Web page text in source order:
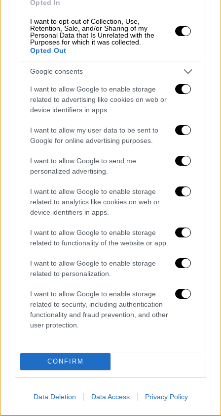
Opted In
I want to opt-out of Collection, Use,
Retention, Sale, and/or Sharing of my
Personal Data that Is Unrelated with the
Purposes for which it was collected.
Opted Out
Google consents
I want to allow Google to enable storage
related to advertising like cookies on web or
device identifiers in apps.
I want to allow my user data to be sent to
Google for online advertising purposes.
I want to allow Google to send me
personalized advertising.
I want to allow Google to enable storage
related to analytics like cookies on web or
device identifiers in apps.
I want to allow Google to enable storage
related to functionality of the website or app.
I want to allow Google to enable storage
related to personalization.
I want to allow Google to enable storage
related to security, including authentication
functionality and fraud prevention, and other
user protection.
CONFIRM
Data Deletion Data Access Privacy Policy
Ρωσία: Ο Πούτιν στο
πρωτοχρονιάτικο μήνυμα του λέει ότι
η Ρωσία θα «προχωρήσει προς τα
εμπρός» το 2025
Lifestyle|31.12.2024 15:30
Νέες αποκαλύψεις για τη ζωή της
πρώην σωματοφύλακάς της
κάνετε αν μισείτε την παραμονή της
Πρωτοχρονιάς
Καταρτίστε έναν κατάλογο με τις
φετινές σας νίκες - ό,τι κι αν σημαίνει
Πολλοί άνθρωποι χρησιμοποιούν την
σκεφτούν τι θέλουν από τη χρονιά που
έρχεται, παίρνοντας μεγάλες αποφάσεις και
θέτοντας υψηλούς στόχους. Και ενώ
μπορεί να αφήσει άλλους να αισθάνονται ότι
υπολείπονται πριν καν αρχίσει το νέο έτος.
«Υπάρχει αυτή η τεράστια πίεση να σκεφτείς
καταφέρει», λέει ο Sosnowsky.